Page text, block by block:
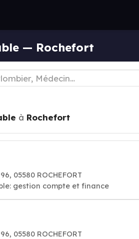
— Rochefort
à Rochefort
05580 ROCHEFORT
gestion compte et finance
05580 ROCHEFORT